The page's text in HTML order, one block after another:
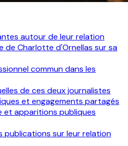
autour de leur relation
de Charlotte d'Ornellas sur sa
commun dans les
de ces deux journalistes
et engagements partagés
et apparitions publiques
publications sur leur relation